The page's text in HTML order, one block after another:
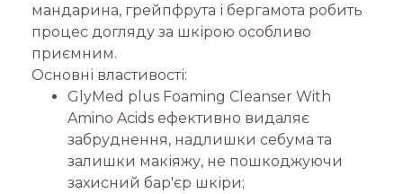
мандарина, грейпфрута і бергамота робить
процес догляду за шкірою особливо
приємним.
Основні властивості:
GlyMed plus Foaming Cleanser With
Amino Acids ефективно видаляє
забруднення, надлишки себума та
залишки макіяжу, не пошкоджуючи
захисний бар'єр шкіри;